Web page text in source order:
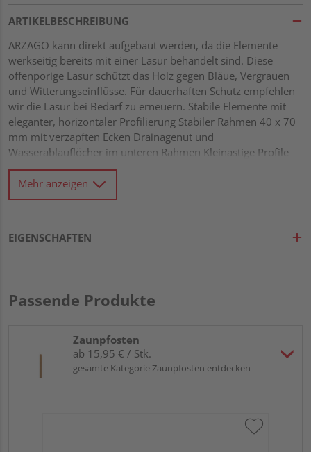
ARTIKELBESCHREIBUNG
ARZAGO kann direkt aufgebaut werden, da die Elemente
werkseitig bereits mit einer Lasur behandelt sind. Diese
offenporige Lasur schützt das Holz gegen Bläue, Vergrauen
und Witterungseinflüsse. Für dauerhaften Schutz empfehlen
wir die Lasur bei Bedarf zu erneuern. Stabile Elemente mit
eleganter, horizontaler Profilierung Stabiler Rahmen 40 x 70
mm mit verzapften Ecken Drainagenut und
Wasserablauflöcher im unteren Rahmen Kleinastige Profile
21 x 122 mm mit Riffel-Hobelung Gitter mit Leisten 10 x 40
mm und einer Maschenweite von 60 x 60 mm Alle
Verbindungen aus Edelstahl
Mehr anzeigen
EIGENSCHAFTEN
Passende Produkte
Zaunpfosten
ab 15,95 € / Stk.
gesamte Kategorie Zaunpfosten entdecken